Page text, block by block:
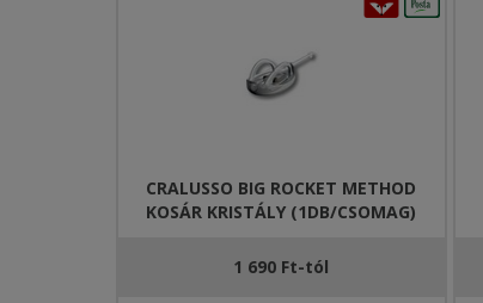
CRALUSSO BIG ROCKET METHOD
KOSÁR KRISTÁLY (1DB/CSOMAG)
1 690 Ft-tól